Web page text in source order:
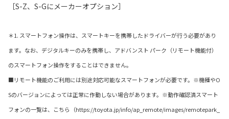
［S-Z、S-Gにメーカーオプション］
＊1. スマートフォン操作は、スマートキーを携帯したドライバーが行う必要があり
ます。なお、デジタルキーのみを携帯し、アドバンスト パーク（リモート機能付）
のスマートフォン操作をすることはできません。
■リモート機能のご利用には別途対応可能なスマートフォンが必要です。※機種やO
Sのバージョンによっては正常に作動しない場合があります。※動作確認済スマート
フォンの一覧は、こちら（https://toyota.jp/info/ap_remote/images/remotepark_